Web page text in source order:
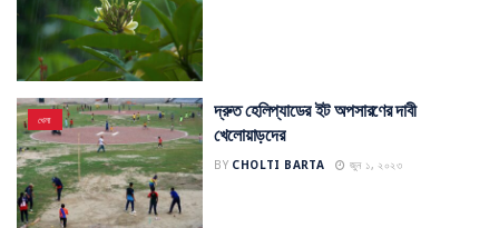
খেলা
দ্রুত হেলিপ্যাডের ইট অপসারণের দাবী
খেলোয়াড়দের
BY CHOLTI BARTA জুন ১, ২০২৩